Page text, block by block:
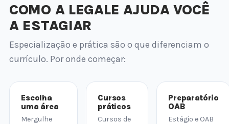
COMO A LEGALE AJUDA VOCÊ
A ESTAGIAR
Especialização e prática são o que diferenciam o
currículo. Por onde começar:
Escolha
uma área
Mergulhe
Cursos
práticos
Cursos de
Preparatório
OAB
Estágio e OAB